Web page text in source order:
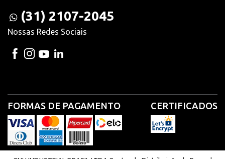
(31) 2107-2045
Nossas Redes Sociais
FORMAS DE PAGAMENTO CERTIFICADOS